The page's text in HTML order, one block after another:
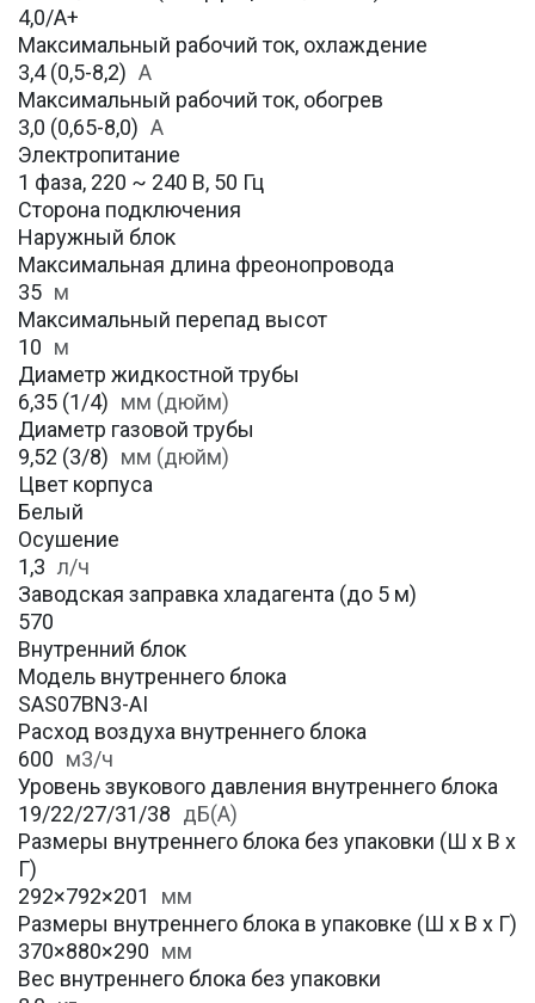
4,0/А+
Максимальный рабочий ток, охлаждение
3,4 (0,5-8,2) A
Максимальный рабочий ток, обогрев
3,0 (0,65-8,0) А
Электропитание
1 фаза, 220 ~ 240 В, 50 Гц
Сторона подключения
Наружный блок
Максимальная длина фреонопровода
35 м
Максимальный перепад высот
10 м
Диаметр жидкостной трубы
6,35 (1/4) мм (дюйм)
Диаметр газовой трубы
9,52 (3/8) мм (дюйм)
Цвет корпуса
Белый
Осушение
1,3 л/ч
Заводская заправка хладагента (до 5 м)
570
Внутренний блок
Модель внутреннего блока
SAS07BN3-AI
Расход воздуха внутреннего блока
600 м3/ч
Уровень звукового давления внутреннего блока
19/22/27/31/38 дБ(А)
Размеры внутреннего блока без упаковки (Ш х В х
Г)
292×792×201
мм
Размеры внутреннего блока в упаковке (Ш х В х Г)
370×880×290 мм
Вес внутреннего блока без упаковки